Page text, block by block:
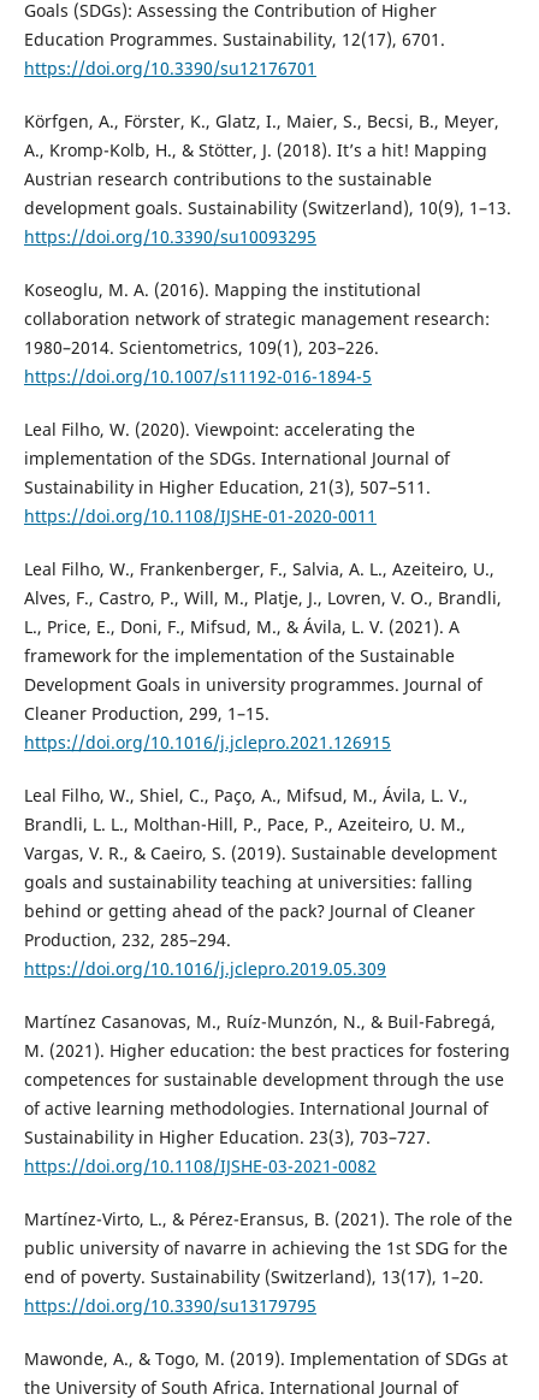
Goals (SDGs): Assessing the Contribution of Higher
Education Programmes. Sustainability, 12(17), 6701.
https://doi.org/10.3390/su12176701
Körfgen, A., Förster, K., Glatz, I., Maier, S., Becsi, B., Meyer,
A., Kromp-Kolb, H., & Stötter, J. (2018). It’s a hit! Mapping
Austrian research contributions to the sustainable
development goals. Sustainability (Switzerland), 10(9), 1–13.
https://doi.org/10.3390/su10093295
Koseoglu, M. A. (2016). Mapping the institutional
collaboration network of strategic management research:
1980–2014. Scientometrics, 109(1), 203–226.
https://doi.org/10.1007/s11192-016-1894-5
Leal Filho, W. (2020). Viewpoint: accelerating the
implementation of the SDGs. International Journal of
Sustainability in Higher Education, 21(3), 507–511.
https://doi.org/10.1108/IJSHE-01-2020-0011
Leal Filho, W., Frankenberger, F., Salvia, A. L., Azeiteiro, U.,
Alves, F., Castro, P., Will, M., Platje, J., Lovren, V. O., Brandli,
L., Price, E., Doni, F., Mifsud, M., & Ávila, L. V. (2021). A
framework for the implementation of the Sustainable
Development Goals in university programmes. Journal of
Cleaner Production, 299, 1–15.
https://doi.org/10.1016/j.jclepro.2021.126915
Leal Filho, W., Shiel, C., Paço, A., Mifsud, M., Ávila, L. V.,
Brandli, L. L., Molthan-Hill, P., Pace, P., Azeiteiro, U. M.,
Vargas, V. R., & Caeiro, S. (2019). Sustainable development
goals and sustainability teaching at universities: falling
behind or getting ahead of the pack? Journal of Cleaner
Production, 232, 285–294.
https://doi.org/10.1016/j.jclepro.2019.05.309
Martínez Casanovas, M., Ruíz-Munzón, N., & Buil-Fabregá,
M. (2021). Higher education: the best practices for fostering
competences for sustainable development through the use
of active learning methodologies. International Journal of
Sustainability in Higher Education. 23(3), 703–727.
https://doi.org/10.1108/IJSHE-03-2021-0082
Martínez-Virto, L., & Pérez-Eransus, B. (2021). The role of the
public university of navarre in achieving the 1st SDG for the
end of poverty. Sustainability (Switzerland), 13(17), 1–20.
https://doi.org/10.3390/su13179795
Mawonde, A., & Togo, M. (2019). Implementation of SDGs at
the University of South Africa. International Journal of